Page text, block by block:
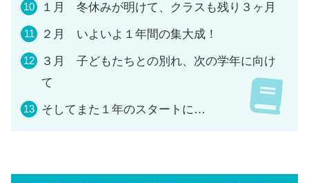
１月 冬休みが明けて、クラスも残り３ヶ月
２月 いよいよ１年間の集大成！
３月 子どもたちとの別れ、次の学年に向け
て
そしてまた１年のスタートに…